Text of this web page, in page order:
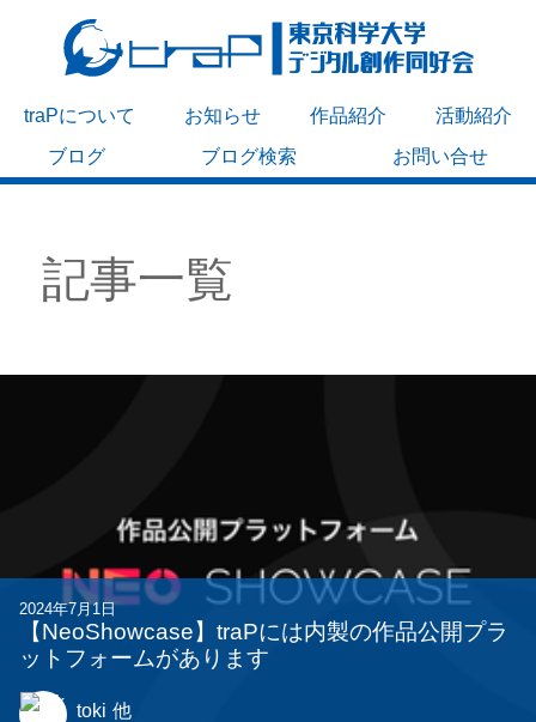
traPについて お知らせ 作品紹介
活動紹介
ブログ
ブログ検索 お問い合せ
記事一覧
2024年7月1日
【NeoShowcase】traPには内製の作品公開プラ
ットフォームがあります
toki 他